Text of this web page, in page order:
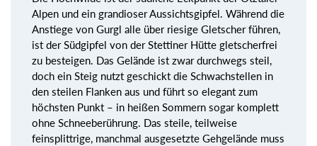
Alpen und ein grandioser Aussichtsgipfel. Während die
Anstiege von Gurgl alle über riesige Gletscher führen,
ist der Südgipfel von der Stettiner Hütte gletscherfrei
zu besteigen. Das Gelände ist zwar durchwegs steil,
doch ein Steig nutzt geschickt die Schwachstellen in
den steilen Flanken aus und führt so elegant zum
höchsten Punkt – in heißen Sommern sogar komplett
ohne Schneeberührung. Das steile, teilweise
feinsplittrige, manchmal ausgesetzte Gehgelände muss